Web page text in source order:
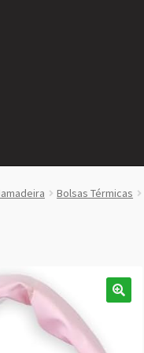
Bolsas Térmicas